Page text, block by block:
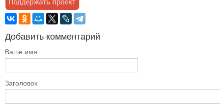
Добавить комментарий
Ваше имя
Заголовок